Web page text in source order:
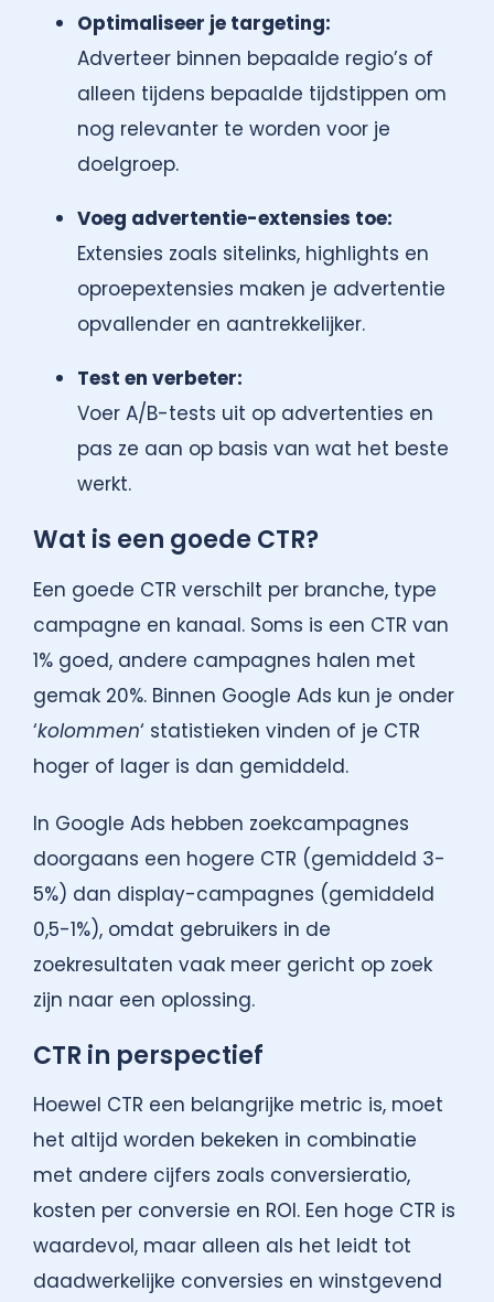
Optimaliseer je targeting:
Adverteer binnen bepaalde regio’s of
alleen tijdens bepaalde tijdstippen om
nog relevanter te worden voor je
doelgroep.
Voeg advertentie-extensies toe:
Extensies zoals sitelinks, highlights en
oproepextensies maken je advertentie
opvallender en aantrekkelijker.
Test en verbeter:
Voer A/B-tests uit op advertenties en
pas ze aan op basis van wat het beste
werkt.
Wat is een goede CTR?
Een goede CTR verschilt per branche, type
campagne en kanaal. Soms is een CTR van
1% goed, andere campagnes halen met
gemak 20%. Binnen Google Ads kun je onder
‘kolommen‘ statistieken vinden of je CTR
hoger of lager is dan gemiddeld.
In Google Ads hebben zoekcampagnes
doorgaans een hogere CTR (gemiddeld 3-
5%) dan display-campagnes (gemiddeld
0,5-1%), omdat gebruikers in de
zoekresultaten vaak meer gericht op zoek
zijn naar een oplossing.
CTR in perspectief
Hoewel CTR een belangrijke metric is, moet
het altijd worden bekeken in combinatie
met andere cijfers zoals conversieratio,
kosten per conversie en ROI. Een hoge CTR is
waardevol, maar alleen als het leidt tot
daadwerkelijke conversies en winstgevend